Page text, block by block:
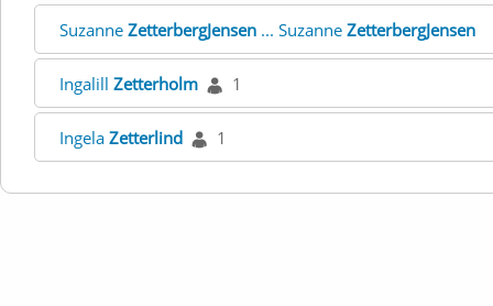
Suzanne ZetterbergJensen ... Suzanne ZetterbergJensen
Ingalill Zetterholm 1
Ingela Zetterlind 1